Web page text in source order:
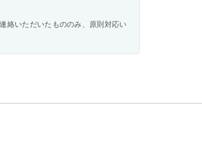
絡いただいたもののみ、原則対応い